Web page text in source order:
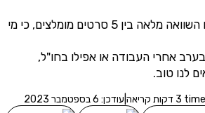
החלטנו לערוך עבורכם השוואה מלאה בין 5 סרטים מומלצים, כי מי
אחרי העבודה או אפילו בחו"ל,
לנו טוב.
עודכן: 6 בספטמבר 2023
תנאי השימוש והפרטיות ואני מסכים להם, וכי
שיווקיות מאיתנו או מצדדים שלישיים, לרבות
פנסיוניים
דברי פרסומת או עדכונים מהחברה באמצעות